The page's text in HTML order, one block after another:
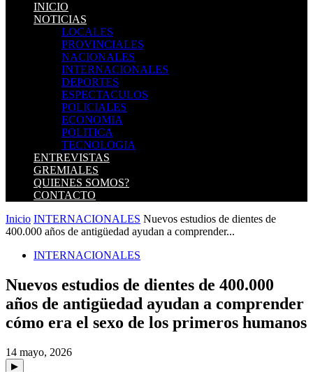
INICIO
NOTICIAS
LOCALES
PROVINCIALES
NACIONALES
INTERNACIONALES
DEPORTES
ESPECTACULOS
POLICIALES
ECONOMIA
POLITICA
TECNOLOGIA
ENTREVISTAS
GREMIALES
QUIENES SOMOS?
CONTACTO
Inicio INTERNACIONALES Nuevos estudios de dientes de
400.000 años de antigüedad ayudan a comprender...
INTERNACIONALES
Nuevos estudios de dientes de 400.000
años de antigüedad ayudan a comprender
cómo era el sexo de los primeros humanos
14 mayo, 2026
▶